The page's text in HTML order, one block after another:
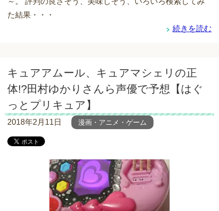
た結果・・・
続きを読む
キュアアムール、キュアマシェリの正
体!?田村ゆかりさんら声優で予想【はぐ
っとプリキュア】
2018年2月11日 漫画・アニメ・ゲーム